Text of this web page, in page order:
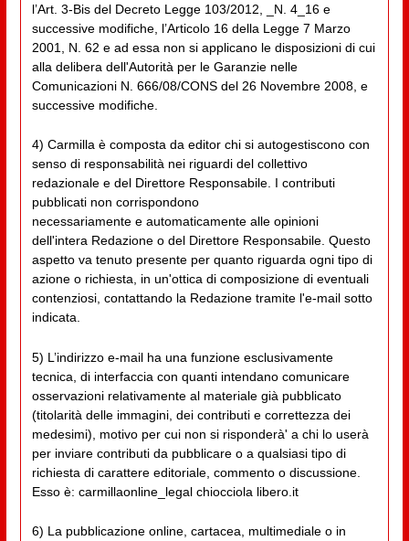
l’Art. 3-Bis del Decreto Legge 103/2012, _N. 4_16 e
successive modifiche, l’Articolo 16 della Legge 7 Marzo
2001, N. 62 e ad essa non si applicano le disposizioni di cui
alla delibera dell'Autorità per le Garanzie nelle
Comunicazioni N. 666/08/CONS del 26 Novembre 2008, e
successive modifiche.
4) Carmilla è composta da editor chi si autogestiscono con
senso di responsabilità nei riguardi del collettivo
redazionale e del Direttore Responsabile. I contributi
pubblicati non corrispondono
necessariamente e automaticamente alle opinioni
dell'intera Redazione o del Direttore Responsabile. Questo
aspetto va tenuto presente per quanto riguarda ogni tipo di
azione o richiesta, in un'ottica di composizione di eventuali
contenziosi, contattando la Redazione tramite l'e-mail sotto
indicata.
5) L’indirizzo e-mail ha una funzione esclusivamente
tecnica, di interfaccia con quanti intendano comunicare
osservazioni relativamente al materiale già pubblicato
(titolarità delle immagini, dei contributi e correttezza dei
medesimi), motivo per cui non si risponderà' a chi lo userà
per inviare contributi da pubblicare o a qualsiasi tipo di
richiesta di carattere editoriale, commento o discussione.
Esso è: carmillaonline_legal chiocciola libero.it
6) La pubblicazione online, cartacea, multimediale o in